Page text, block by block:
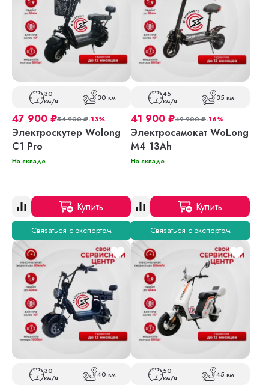
30
км/ч 30 км
47 900 ₽54 900₽-13%
Электроскутер Wolong
C1 Pro
На складе
Купить
Связаться с экспертом
45
км/ч 35 км
41 900 ₽49 900₽-16%
Электросамокат WoLong
M4 13Ah
На складе
Купить
Связаться с экспертом
30
км/ч 40 км 50
км/ч 45 км